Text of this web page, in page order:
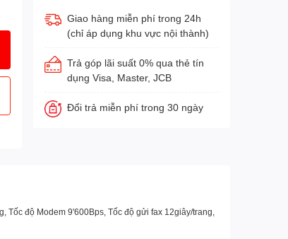
Giao hàng miễn phí trong 24h
(chỉ áp dụng khu vực nội thành)
Trả góp lãi suất 0% qua thẻ tín
dụng Visa, Master, JCB
Đổi trả miễn phí trong 30 ngày
Tốc độ Modem 9'600Bps, Tốc độ gửi fax 12giây/trang,